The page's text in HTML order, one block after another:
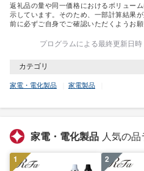
返礼品の量や同一価格におけるボリュー
示しています。そのため、一部計算結果
前に必ずご自身でご確認いただくようお願
プログラムによる最終更新日
カテゴリ
家電・電化製品 家電製品
家電・電化製品 人気の
1 2